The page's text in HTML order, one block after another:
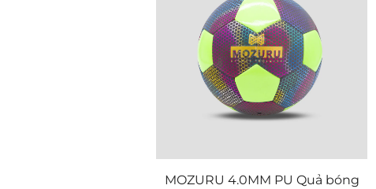
MOZURU 4.0MM PU Quả bóng